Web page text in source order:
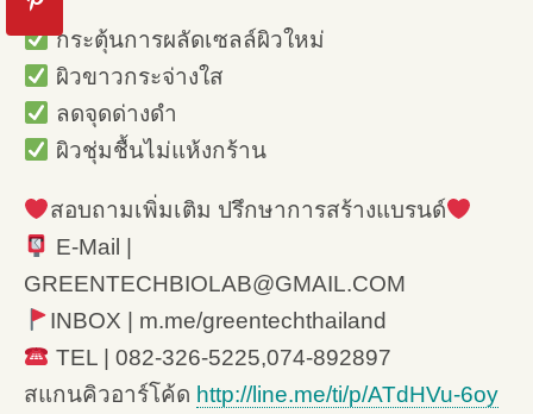
กระตุ้นการผลัดเซลล์ผิวใหม่
ผิวขาวกระจ่างใส
ลดจุดด่างดำ
ผิวชุ่มชื้นไม่แห้งกร้าน
สอบถามเพิ่มเติม ปรึกษาการสร้างแบรนด์
E-Mail |
GREENTECHBIOLAB@GMAIL.COM
INBOX | m.me/greentechthailand
TEL | 082-326-5225,074-892897
สแกนคิวอาร์โค้ด http://line.me/ti/p/ATdHVu-6oy